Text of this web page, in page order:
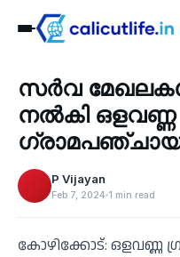
‹
Recent
സർവ
നൽകി ഒളവണ്ണ
P Vijayan
Feb 7, 2024 1 min read
കോഴിക്കോട്: ഒളവണ്ണ